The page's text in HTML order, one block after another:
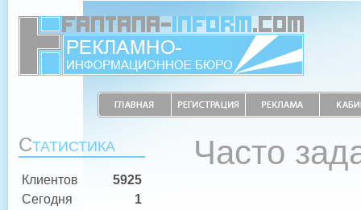
СТАТИСТИКА
Клиентов
5925
Сегодня
1
Часто